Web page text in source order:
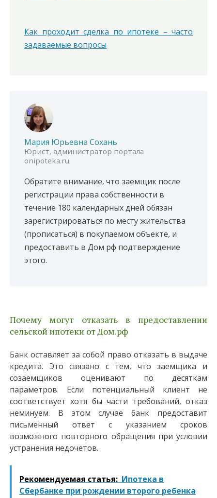
Как проходит сделка по ипотеке – часто
задаваемые вопросы
Мария Юрьевна Сохань
Юрист, администратор портала
onipoteka.ru
Обратите внимание, что заемщик после
регистрации права собственности в
течение 180 календарных дней обязан
зарегистрироваться по месту жительства
(прописаться) в покупаемом объекте, и
предоставить в Дом рф подтверждение
этого.
Почему могут отказать в предоставлении
сельской ипотеки от Дом.рф
Банк оставляет за собой право отказать в выдаче
кредита. Это связано с тем, что заемщика и
созаемщиков оценивают по десяткам
параметров. Если потенциальный клиент не
соответствует хотя бы части требований, отказ
неминуем. В этом случае банк предоставит
письменный ответ с указанием сроков
возможного повторного обращения при условии
устранения недочетов.
Рекомендуемая статья: Ипотека в
Сбербанке при рождении второго ребенка